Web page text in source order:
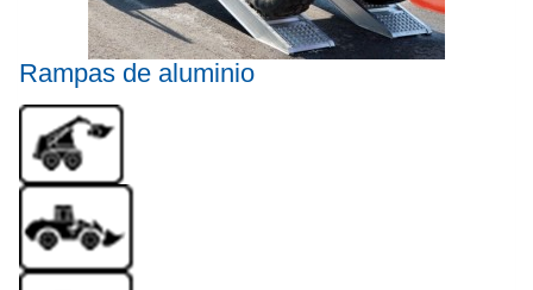
Rampas de aluminio